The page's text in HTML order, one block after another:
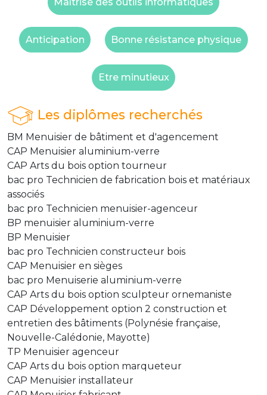
Anticipation Bonne résistance physique
Etre minutieux
Les diplômes recherchés
BM Menuisier de bâtiment et d'agencement
CAP Menuisier aluminium-verre
CAP Arts du bois option tourneur
bac pro Technicien de fabrication bois et matériaux
associés
bac pro Technicien menuisier-agenceur
BP menuisier aluminium-verre
BP Menuisier
bac pro Technicien constructeur bois
CAP Menuisier en sièges
bac pro Menuiserie aluminium-verre
CAP Arts du bois option sculpteur ornemaniste
CAP Développement option 2 construction et
entretien des bâtiments (Polynésie française,
Nouvelle-Calédonie, Mayotte)
TP Menuisier agenceur
CAP Arts du bois option marqueteur
CAP Menuisier installateur